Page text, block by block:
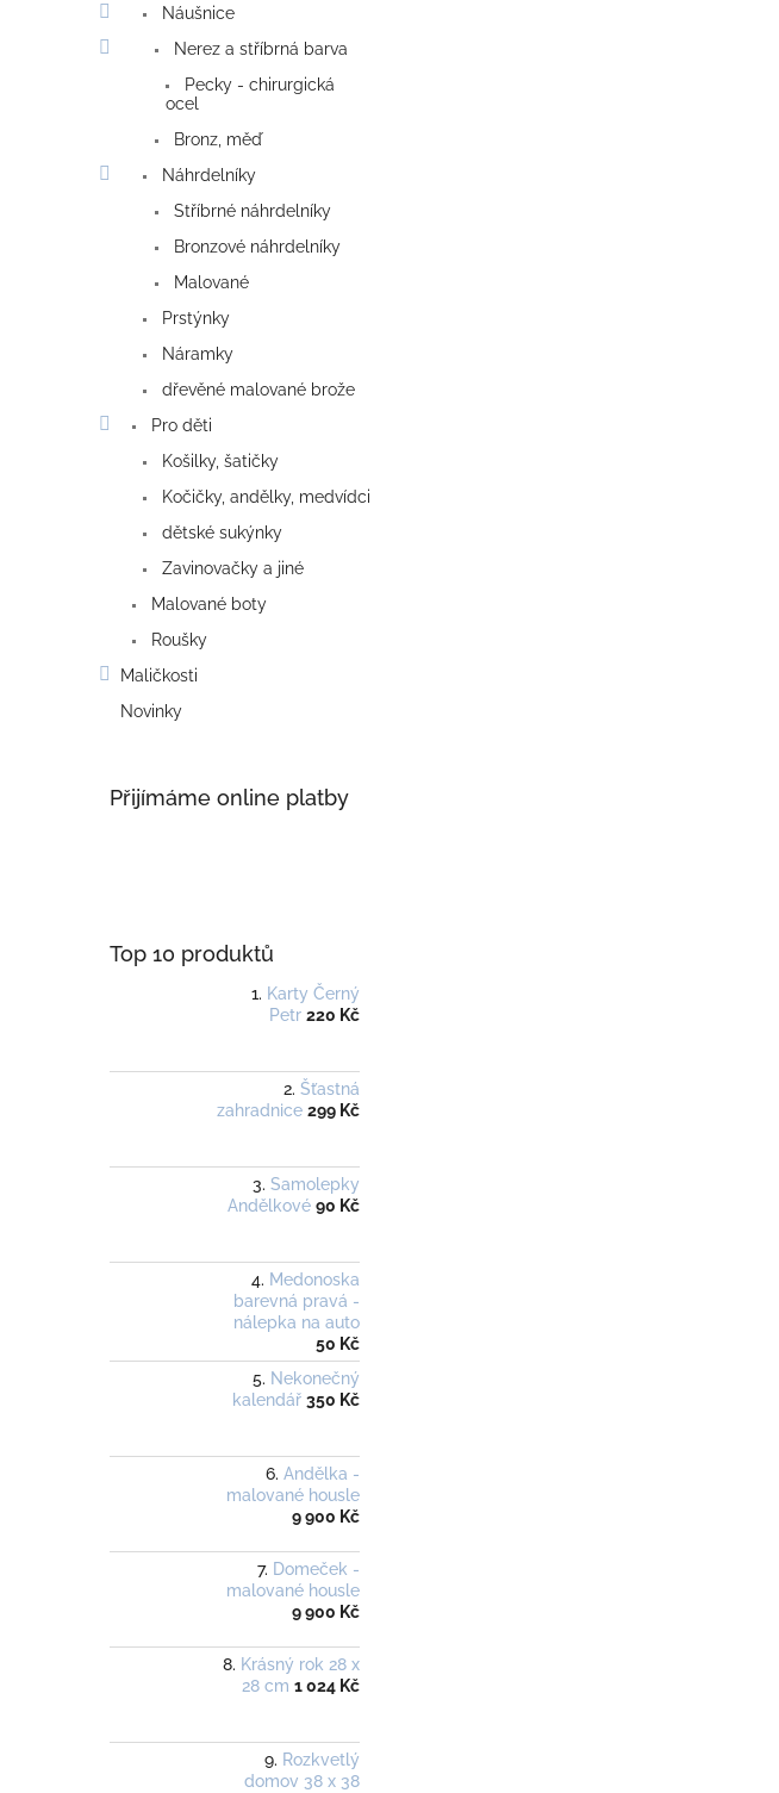
Náušnice
Nerez a stříbrná barva
Pecky - chirurgická
ocel
Bronz, měď
Náhrdelníky
Stříbrné náhrdelníky
Bronzové náhrdelníky
Malované
Prstýnky
Náramky
dřevěné malované brože
Pro děti
Košilky, šatičky
Kočičky, andělky, medvídci
dětské sukýnky
Zavinovačky a jiné
Malované boty
Roušky
Maličkosti
Novinky
Přijímáme online platby
Top 10 produktů
Karty Černý
Petr 220 Kč
Šťastná
zahradnice 299 Kč
Samolepky
Andělkové 90 Kč
Medonoska
barevná pravá -
nálepka na auto
50 Kč
Nekonečný
kalendář 350 Kč
Andělka -
malované housle
9 900 Kč
Domeček -
malované housle
9 900 Kč
Krásný rok 28 x
28 cm 1 024 Kč
Rozkvetlý
domov 38 x 38